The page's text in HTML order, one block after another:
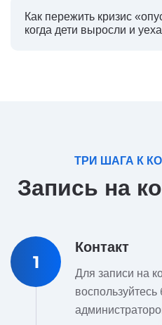
Как пережить кризис
когда дети выросли и
ТРИ ШАГА К
Запись на
1
Контакт
Для записи на